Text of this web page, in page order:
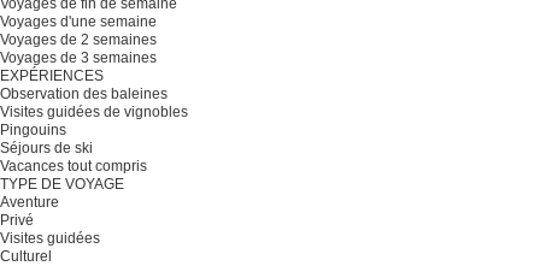
Voyages de fin de semaine
Voyages d'une semaine
Voyages de 2 semaines
Voyages de 3 semaines
EXPÉRIENCES
Observation des baleines
Visites guidées de vignobles
Pingouins
Séjours de ski
Vacances tout compris
TYPE DE VOYAGE
Aventure
Privé
Visites guidées
Culturel